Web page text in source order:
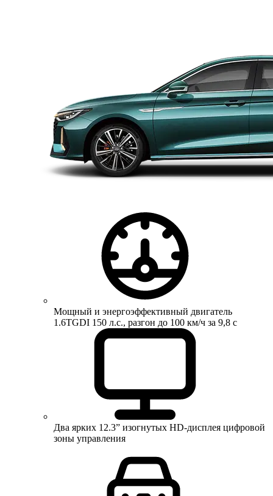
Мощный и энергоэффективный двигатель
1.6TGDI 150 л.с., разгон до 100 км/ч за 9,8 с
Два ярких 12.3” изогнутых HD-дисплея цифровой
зоны управления